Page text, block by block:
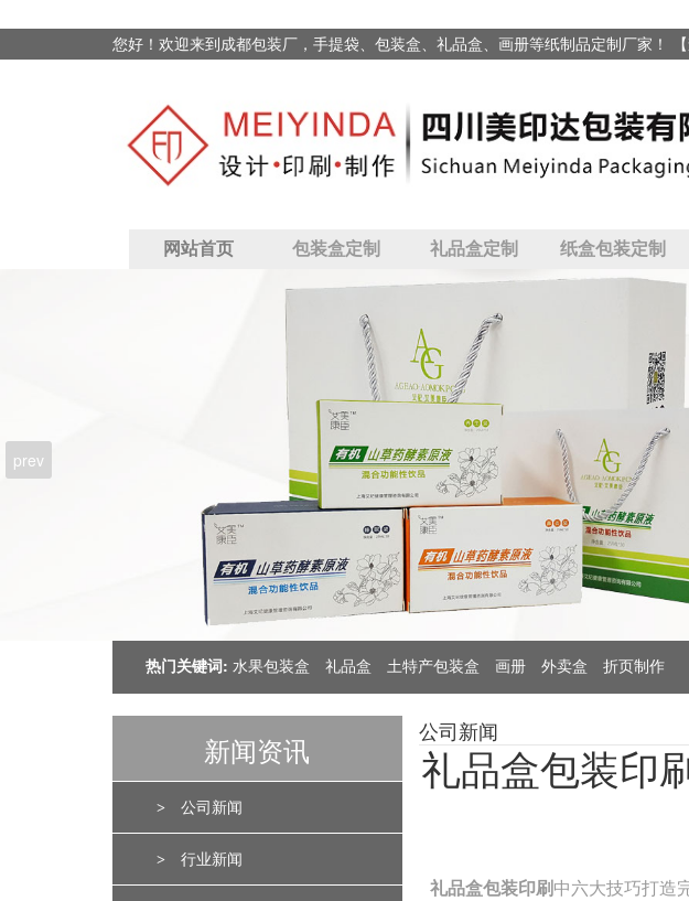
您好！欢迎来到成都包装厂，手提袋、包装盒、礼品盒、画册等纸制品定制厂家！
网站首页 包装盒定制 礼品盒定制 纸盒包装定制
prev
热门关键词: 水果包装盒 礼品盒 土特产包装盒 画册 外卖盒 折页制作
新闻资讯
> 公司新闻
> 行业新闻
公司新闻
礼品盒包装印
礼品盒包装印刷中六大技巧打造